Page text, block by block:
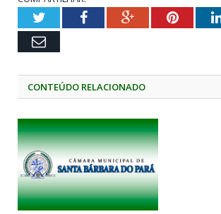
TwitterFacebookGoogle+
Email
CONTEÚDO RELACIONADO